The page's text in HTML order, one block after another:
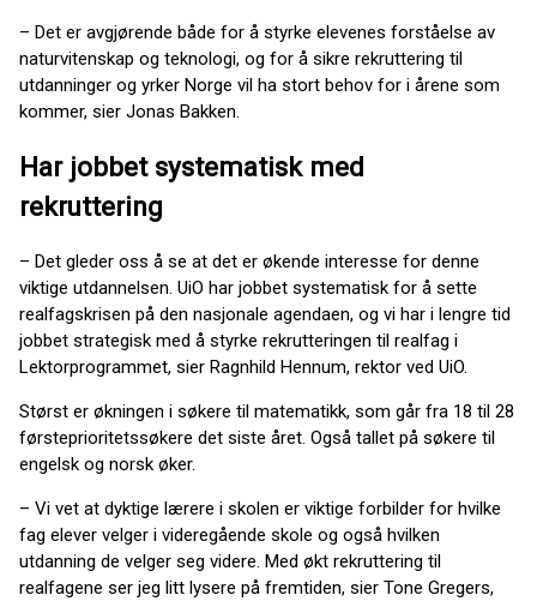
– Det er avgjørende både for å styrke elevenes forståelse av
naturvitenskap og teknologi, og for å sikre rekruttering til
utdanninger og yrker Norge vil ha stort behov for i årene som
kommer, sier Jonas Bakken.
Har jobbet systematisk med
rekruttering
– Det gleder oss å se at det er økende interesse for denne
viktige utdannelsen. UiO har jobbet systematisk for å sette
realfagskrisen på den nasjonale agendaen, og vi har i lengre tid
jobbet strategisk med å styrke rekrutteringen til realfag i
Lektorprogrammet, sier Ragnhild Hennum, rektor ved UiO.
Størst er økningen i søkere til matematikk, som går fra 18 til 28
førsteprioritetssøkere det siste året. Også tallet på søkere til
engelsk og norsk øker.
– Vi vet at dyktige lærere i skolen er viktige forbilder for hvilke
fag elever velger i videregående skole og også hvilken
utdanning de velger seg videre. Med økt rekruttering til
realfagene ser jeg litt lysere på fremtiden, sier Tone Gregers,